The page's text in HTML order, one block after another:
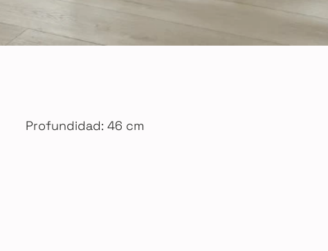
Profundidad: 46 cm